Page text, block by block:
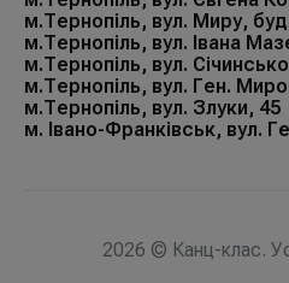
м.Тернопіль, вул. Миру,
м.Тернопіль, вул. Івана
м.Тернопіль, вул.
м.Тернопіль, вул. Ген.
м.Тернопіль, вул. Злуки, 45
м. Івано-Франківськ, вул.
2026 © Канц-клас.